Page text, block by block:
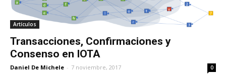
Artículos
Transacciones, Confirmaciones y
Consenso en IOTA
Daniel De Michele - 7 noviembre, 2017 0